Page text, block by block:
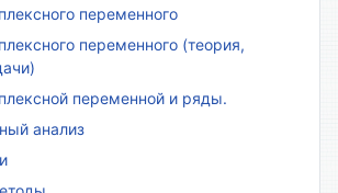
переменного
переменного (теория,
переменной и ряды.
анализ